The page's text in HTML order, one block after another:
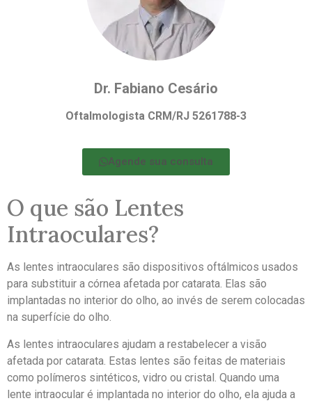
Dr. Fabiano Cesário
Oftalmologista CRM/RJ 5261788-3
Agende sua consulta
O que são Lentes
Intraoculares?
As lentes intraoculares são dispositivos oftálmicos usados
para substituir a córnea afetada por catarata. Elas são
implantadas no interior do olho, ao invés de serem colocadas
na superfície do olho.
As lentes intraoculares ajudam a restabelecer a visão
afetada por catarata. Estas lentes são feitas de materiais
como polímeros sintéticos, vidro ou cristal. Quando uma
lente intraocular é implantada no interior do olho, ela ajuda a